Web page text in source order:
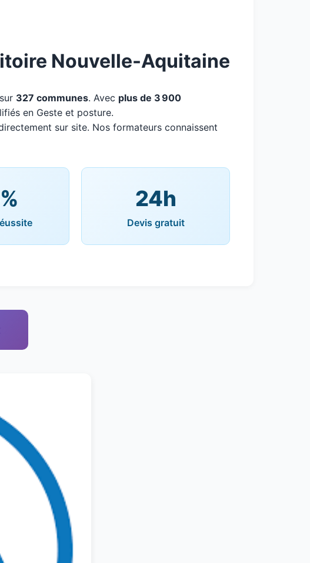
Nouvelle-Aquitaine
327 communes. Avec plus de 3 900
en Geste et posture.
sur site. Nos formateurs connaissent
24h
Devis gratuit